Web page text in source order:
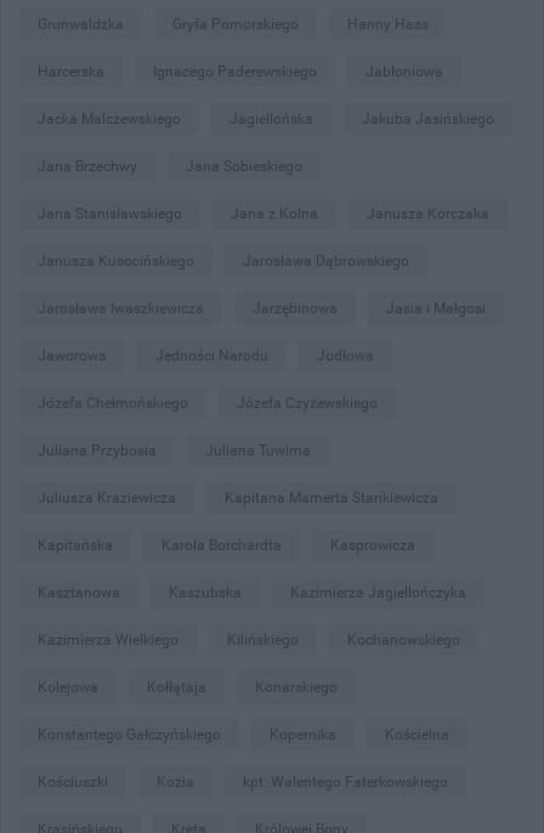
Grunwaldzka Gryfa Pomorskiego Hanny Hass
Harcerska Ignacego Paderewskiego Jabłoniowa
Jacka Malczewskiego Jagiellońska Jakuba Jasińskiego
Jana Brzechwy Jana Sobieskiego
Jana Stanisławskiego Jana z Kolna Janusza Korczaka
Janusza Kusocińskiego Jarosława Dąbrowskiego
Jarosława Iwaszkiewicza Jarzębinowa Jasia i Małgosi
Jaworowa Jedności Narodu Jodłowa
Józefa Chełmońskiego Józefa Czyżewskiego
Juliana Przybosia Juliana Tuwima
Juliusza Kraziewicza Kapitana Mamerta Stankiewicza
Kapitańska Karola Borchardta Kasprowicza
Kasztanowa Kaszubska Kazimierza Jagiellończyka
Kazimierza Wielkiego Kilińskiego Kochanowskiego
Kolejowa Kołłątaja Konarskiego
Konstantego Gałczyńskiego Kopernika Kościelna
Kościuszki Kozia kpt. Walentego Faterkowskiego
Krasińskiego Kręta Królowej Bony